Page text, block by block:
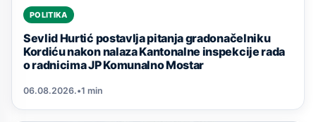
POLITIKA
Sevlid Hurtić postavlja pitanja gradonačelniku
Kordiću nakon nalaza Kantonalne inspekcije rada
o radnicima JP Komunalno Mostar
06.08.2026.•1 min